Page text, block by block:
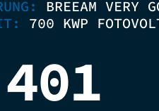
BREEAM VERY
700 KWP